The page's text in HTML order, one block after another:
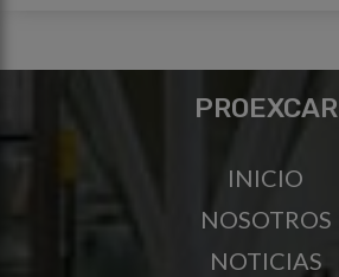
PROEXCAR
INICIO
NOSOTROS
NOTICIAS